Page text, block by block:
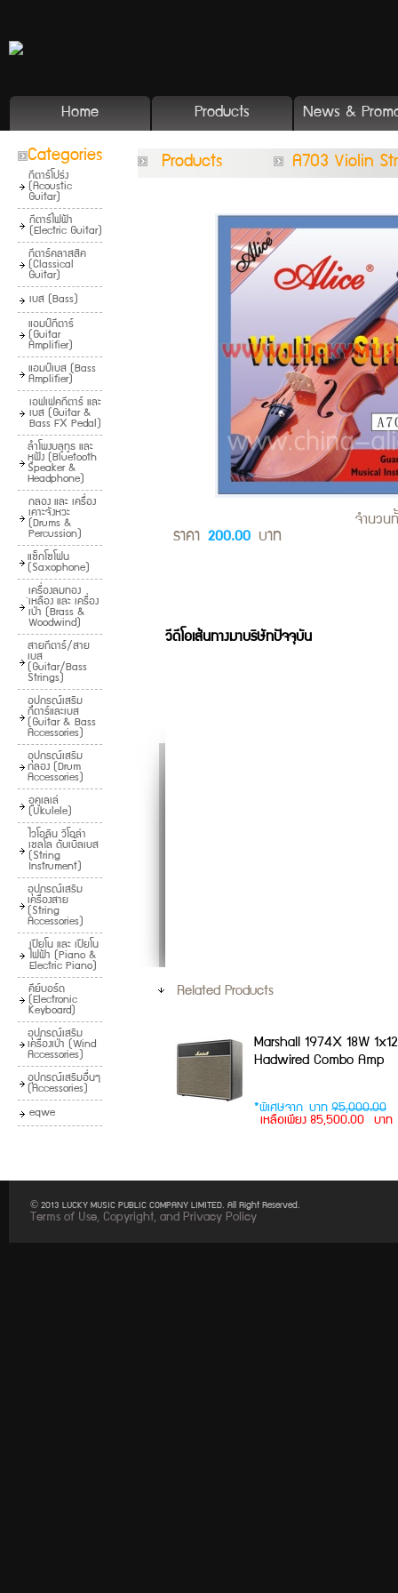
Home Products News &
Categories
กีตาร์โปร่ง
(Acoustic
Guitar)
กีตาร์ไฟฟ้า
(Electric Guitar)
กีตาร์คลาสสิค
(Classical
Guitar)
เบส (Bass)
แอมป์กีตาร์
(Guitar
Amplifier)
แอมป์เบส (Bass
Amplifier)
เอฟเฟคกีตาร์ และ
เบส (Guitar &
Bass FX Pedal)
ลำโพงบลูทูธ และ
หูฟัง (Bluetooth
Speaker &
Headphone)
กลอง และ เครื่อง
เคาะจังหวะ
(Drums &
Percussion)
แซ็กโซโฟน
(Saxophone)
ฺเครื่องลมทอง
เหลือง และ เครื่อง
เป่า (Brass &
Woodwind)
สายกีตาร์/สาย
เบส
(Guitar/Bass
Strings)
อุปกรณ์เสริม
กีตาร์และเบส
(Guitar & Bass
Accessories)
อุปกรณ์เสริม
กลอง (Drum
Accessories)
อูคูเลเล่
(Ukulele)
ไวโอลิน วิโอล่า
เชลโล ดับเบิ้ลเบส
(String
Instrument)
อุปกรณ์เสริม
เครื่องสาย
(String
Accessories)
เปียโน และ เปียโน
ไฟฟ้า (Piano &
Electric Piano)
คีย์บอร์ด
(Electronic
Keyboard)
อุปกรณ์เสริม
เครื่องเป่า (Wind
Accessories)
อุปกรณ์เสริมอื่นๆ
(Accessories)
eqwe
Products A703 Violin
จำนวน
ราคา 200.00 บาท
วีดีโอเส้นทางมาบริษัทปัจจุบัน
Related Products
Marshall 1974X 18W
Hadwired Combo Amp
*พิเศษจาก บาท 95,000.00
เหลือเพียง 85,500.00 บาท
© 2013 LUCKY MUSIC PUBLIC COMPANY LIMITED. All Right Reserved.
Terms of Use, Copyright, and Privacy Policy